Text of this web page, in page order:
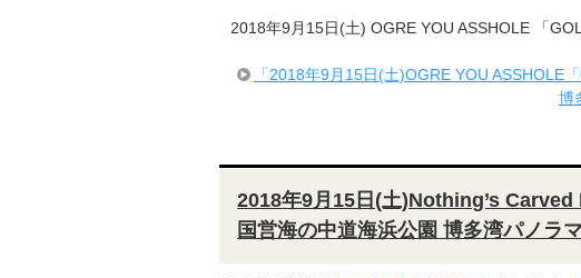
2018年9月15日(土) OGRE YOU ASSHOLE 「
「2018年9月15日(土)OGRE YOU ASSHOLE
博
2018年9月15日(土)Nothing’s Carved
国営海の中道海浜公園 博多湾パノラ